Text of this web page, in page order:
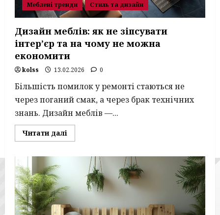
Меблеві тренди Стиль та дизайн
Дизайн меблів: як не зіпсувати
інтер’єр та на чому не можна
економити
kolss 13.02.2026 0
Більшість помилок у ремонті стаються не
через поганий смак, а через брак технічних
знань. Дизайн меблів —...
Читати далі
more
меблів:
зіпсувати
інтер’єр
та
на
чому